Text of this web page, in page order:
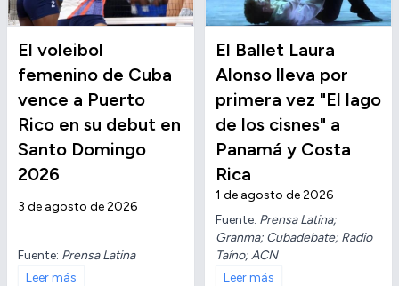
El voleibol
femenino de Cuba
vence a Puerto
Rico en su debut en
Santo Domingo
2026
3 de agosto de 2026
Fuente: Prensa Latina
Leer más
El Ballet Laura
Alonso lleva por
primera vez "El lago
de los cisnes" a
Panamá y Costa
Rica
1 de agosto de 2026
Fuente: Prensa Latina;
Granma; Cubadebate; Radio
Taíno; ACN
Leer más